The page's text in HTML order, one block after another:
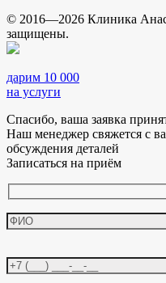
© 2016—2026 Клиника
защищены.
дарим 10 000
на услуги
Спасибо, ваша заявка
Наш менеджер свяжется с
обсуждения деталей
Записаться на приём